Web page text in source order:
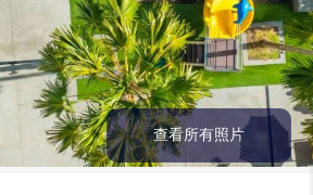
查看所有照片